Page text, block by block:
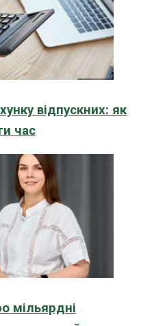
відпускних: як
час
мільярдні